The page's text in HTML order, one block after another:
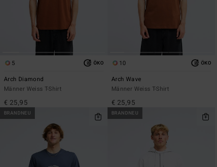
5 ÖKO
Arch Diamond
Männer Weiss T-Shirt
€ 25,95
10 ÖKO
Arch Wave
Männer Weiss T-Shirt
€ 25,95
BRANDNEU BRANDNEU